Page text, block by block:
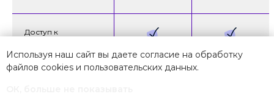
Доступ к
*«Базовый» —
частичный доступ
совместно с флагманами офлайн-
образования — мы адаптируем
онлайн-формат и создаем
профессиональные сообщества
Используя наш сайт вы даете согласие на обработку
файлов cookies и пользовательских данных.